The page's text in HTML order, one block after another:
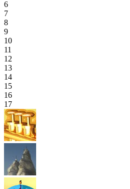
6
7
8
9
10
11
12
13
14
15
16
17